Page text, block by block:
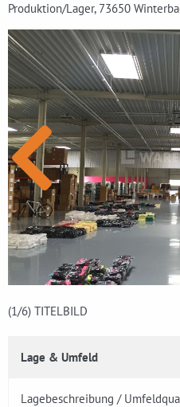
Produktion/Lager, 73650
(1/6) TITELBILD
Lage & Umfeld
Lagebeschreibung /